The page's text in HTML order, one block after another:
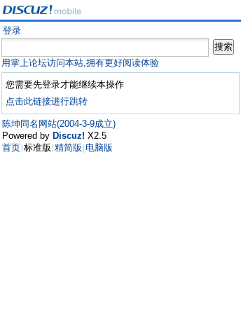
登录
用掌上论坛访问本站,拥有更好阅读体验
您需要先登录才能继续本操作
点击此链接进行跳转
陈坤同名网站(2004-3-9成立)
Powered by Discuz! X2.5
首页 标准版 精简版 电脑版